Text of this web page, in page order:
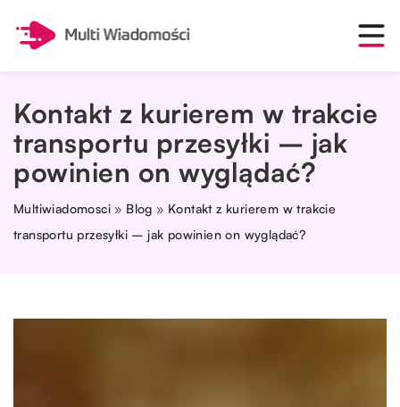
Kontakt z kurierem w trakcie
transportu przesyłki – jak
powinien on wyglądać?
Multiwiadomosci » Blog » Kontakt z kurierem w trakcie
transportu przesyłki – jak powinien on wyglądać?